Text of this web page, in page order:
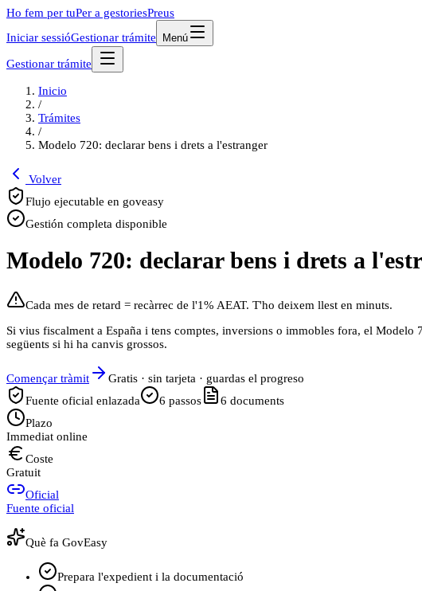
Ho fem per tuPer a gestoriesPreus
Iniciar sessióGestionar trámite Menú
Gestionar trámite
Inicio
/
Trámites
/
Modelo 720: declarar bens i drets a l'estranger
Volver
Flujo ejecutable en goveasy
Gestión completa disponible
Modelo 720: declarar bens i drets a
Cada mes de retard = recàrrec de l'1% AEAT. T'ho deixem llest en minuts.
Si vius fiscalment a España i tens comptes, inversions o immobles fora, el
següents si hi ha canvis grossos.
Començar tràmit
Gratis · sin tarjeta · guardas el progreso
Fuente oficial enlazada
6 passos 6 documents
Plazo
Immediat online
Coste
Gratuit
Oficial
Fuente oficial
Què fa GovEasy
Prepara l'expedient i la documentació